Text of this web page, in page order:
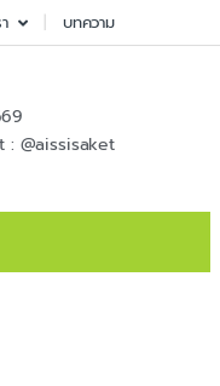
บทความ
: @aissisaket